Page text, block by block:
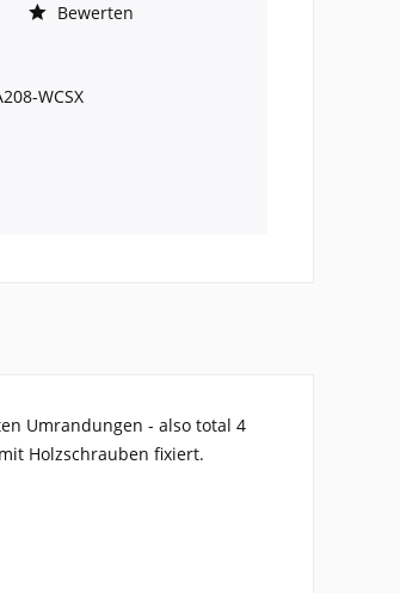
Bewerten
WCSX
Umrandungen - also total 4
Holzschrauben fixiert.